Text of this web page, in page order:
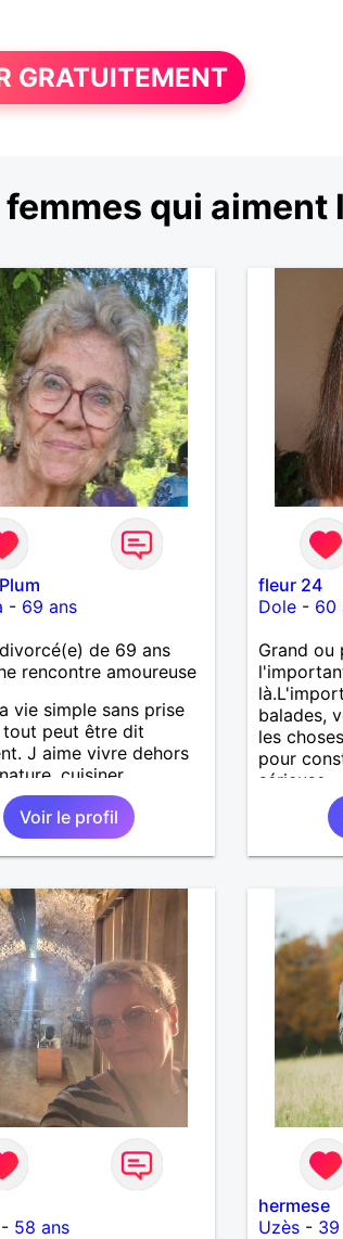
GRATUITEMENT
qui
- 69 ans
de 69 ans
rencontre amoureuse
vie simple sans prise
peut être dit
J aime vivre dehors
cuisiner,
camper, voyager,
comprendre des
trucs techniques et
des êtres vivants. J
pas d alcool,
rarement, je ris souvent.
un vrai amoureux
à profiter de la
à deux. Je peux tout
seule, mais j en ai
veux partagé et rigoler
Voir le profil
fleur 24
Dole - 60
Grand ou
balades,
les
pour
sérieuse.
- 58 ans
hermese
Uzès - 39